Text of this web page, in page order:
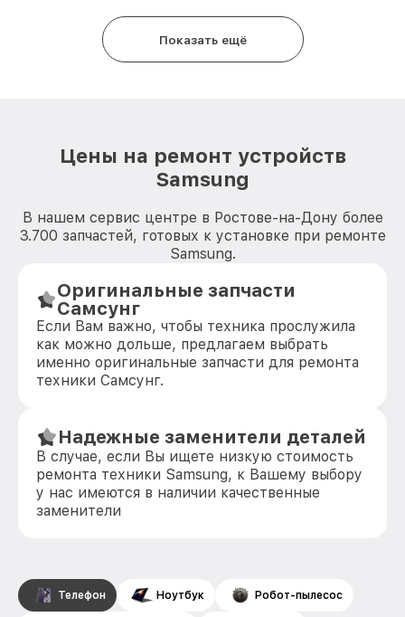
Показать ещё
Цены на ремонт устройств
Samsung
В нашем сервис центре в Ростове-на-Дону более
3.700 запчастей, готовых к установке при ремонте
Samsung.
Оригинальные запчасти
Самсунг
Если Вам важно, чтобы техника прослужила
как можно дольше, предлагаем выбрать
именно оригинальные запчасти для ремонта
техники Самсунг.
Надежные заменители деталей
В случае, если Вы ищете низкую стоимость
ремонта техники Samsung, к Вашему выбору
у нас имеются в наличии качественные
заменители
Телефон Ноутбук Робот-пылесос